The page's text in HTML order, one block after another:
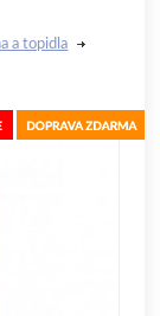
a topidla